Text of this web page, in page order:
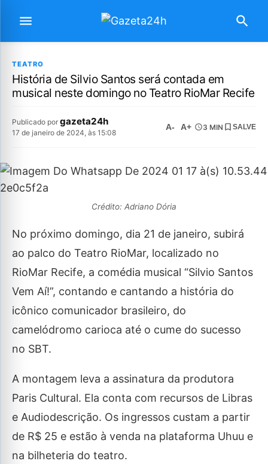
TEATRO
História de Silvio Santos será contada em
musical neste domingo no Teatro RioMar Recife
Publicado por gazeta24h
17 de janeiro de 2024, às 15:08
A- A+ 3 MIN SALVE
Crédito: Adriano Dória
No próximo domingo, dia 21 de janeiro, subirá
ao palco do Teatro RioMar, localizado no
RioMar Recife, a comédia musical “Silvio Santos
Vem Aí!”, contando e cantando a história do
icônico comunicador brasileiro, do
camelódromo carioca até o cume do sucesso
no SBT.
A montagem leva a assinatura da produtora
Paris Cultural. Ela conta com recursos de Libras
e Audiodescrição. Os ingressos custam a partir
de R$ 25 e estão à venda na plataforma Uhuu e
na bilheteria do teatro.